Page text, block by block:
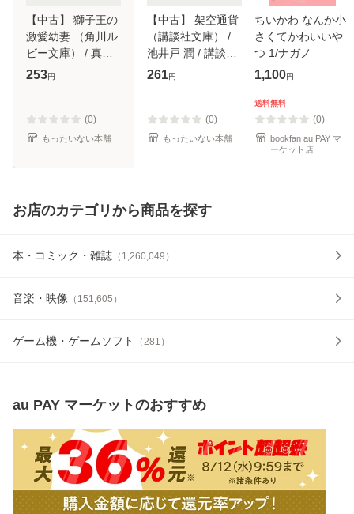
【中古】 獅子王の
激愛幼妻 （角川ル
ビー文庫） / 真崎
ひかる /
料】
253円
(0)
もったいない本舗
【中古】 架空通貨
（講談社文庫） /
池井戸 潤 / 講談社
[文庫]【メール便送
261円
(0)
もったいない本舗
ちいかわ なんか小
さくてかわいいや
つ 1/ナガノ
1,100円
送料無料
(0)
bookfan au PAY マ
ーケット店
お店のカテゴリから商品を探す
本・コミック・雑誌 （ 1,260,049 ）
音楽・映像 （ 151,605 ）
ゲーム機・ゲームソフト （281 ）
au PAY マーケットのおすすめ